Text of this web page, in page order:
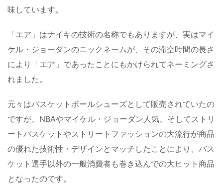
味しています。
「エア」はナイキの技術の名称でもありますが、実はマイ
ケル・ジョーダンのニックネームが、その滞空時間の長さ
により「エア」であったことにもかけられてネーミングさ
れました。
元々はバスケットボールシューズとして販売されていたの
ですが、NBAやマイケル・ジョーダン人気、そしてストリ
ートバスケットやストリートファッションの大流行が商品
の優れた技術性・デザインとマッチしたことにより、バス
ケット選手以外の一般消費者も巻き込んでの大ヒット商品
となったのです。